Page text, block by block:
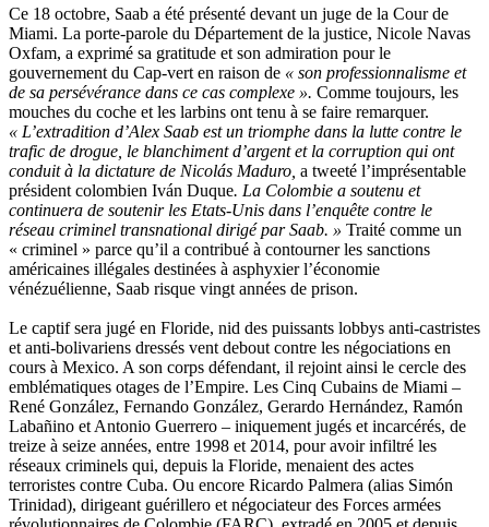
Ce 18 octobre, Saab a été présenté devant un juge de la Cour de
Miami. La porte-parole du Département de la justice, Nicole Navas
Oxfam, a exprimé sa gratitude et son admiration pour le
gouvernement du Cap-vert en raison de « son professionnalisme et
de sa persévérance dans ce cas complexe ». Comme toujours, les
mouches du coche et les larbins ont tenu à se faire remarquer.
« L’extradition d’Alex Saab est un triomphe dans la lutte contre le
trafic de drogue, le blanchiment d’argent et la corruption qui ont
conduit à la dictature de Nicolás Maduro, a tweeté l’imprésentable
président colombien Iván Duque. La Colombie a soutenu et
continuera de soutenir les Etats-Unis dans l’enquête contre le
réseau criminel transnational dirigé par Saab. » Traité comme un
« criminel » parce qu’il a contribué à contourner les sanctions
américaines illégales destinées à asphyxier l’économie
vénézuélienne, Saab risque vingt années de prison.
Le captif sera jugé en Floride, nid des puissants lobbys anti-castristes
et anti-bolivariens dressés vent debout contre les négociations en
cours à Mexico. A son corps défendant, il rejoint ainsi le cercle des
emblématiques otages de l’Empire. Les Cinq Cubains de Miami –
René González, Fernando González, Gerardo Hernández, Ramón
Labañino et Antonio Guerrero – iniquement jugés et incarcérés, de
treize à seize années, entre 1998 et 2014, pour avoir infiltré les
réseaux criminels qui, depuis la Floride, menaient des actes
terroristes contre Cuba. Ou encore Ricardo Palmera (alias Simón
Trinidad), dirigeant guérillero et négociateur des Forces armées